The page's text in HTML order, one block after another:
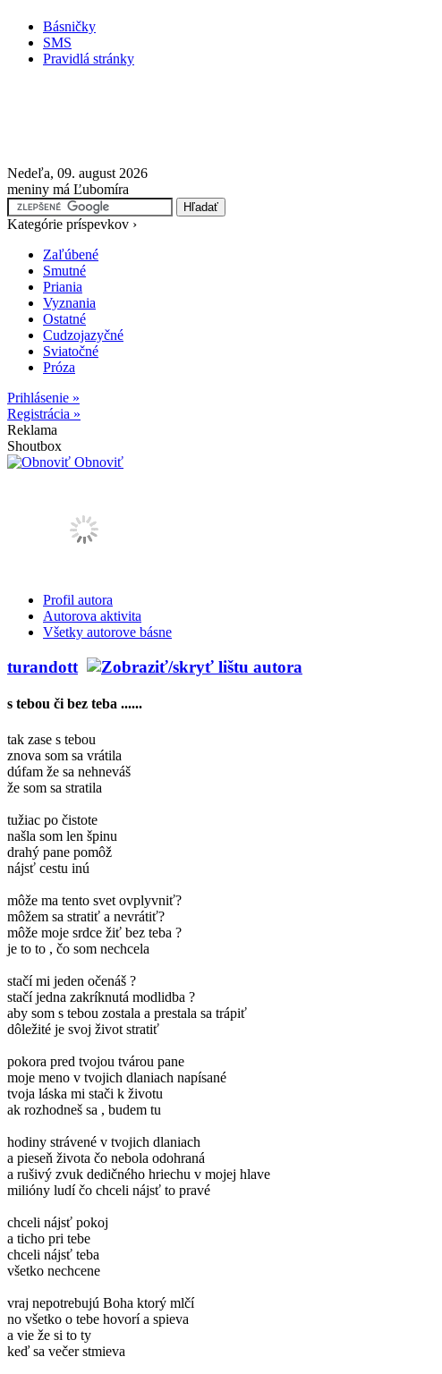
Básničky
SMS
Pravidlá stránky
Nedeľa, 09. august 2026
meniny má Ľubomíra
Kategórie príspevkov ›
Zaľúbené
Smutné
Priania
Vyznania
Ostatné
Cudzojazyčné
Sviatočné
Próza
Prihlásenie »
Registrácia »
Reklama
Shoutbox
Obnoviť
Profil autora
Autorova aktivita
Všetky autorove básne
turandott
s tebou či bez teba ......
tak zase s tebou
znova som sa vrátila
dúfam že sa nehneváš
že som sa stratila
tužiac po čistote
našla som len špinu
drahý pane pomôž
nájsť cestu inú
môže ma tento svet ovplyvniť?
môžem sa stratiť a nevrátiť?
môže moje srdce žiť bez teba ?
je to to , čo som nechcela
stačí mi jeden očenáš ?
stačí jedna zakríknutá modlidba ?
aby som s tebou zostala a prestala sa trápiť
dôležité je svoj život stratiť
pokora pred tvojou tvárou pane
moje meno v tvojich dlaniach napísané
tvoja láska mi stači k životu
ak rozhodneš sa , budem tu
hodiny strávené v tvojich dlaniach
a pieseň života čo nebola odohraná
a rušivý zvuk dedičného hriechu v mojej hlave
milióny ludí čo chceli nájsť to pravé
chceli nájsť pokoj
a ticho pri tebe
chceli nájsť teba
všetko nechcene
vraj nepotrebujú Boha ktorý mlčí
no všetko o tebe hovorí a spieva
a vie že si to ty
keď sa večer stmieva